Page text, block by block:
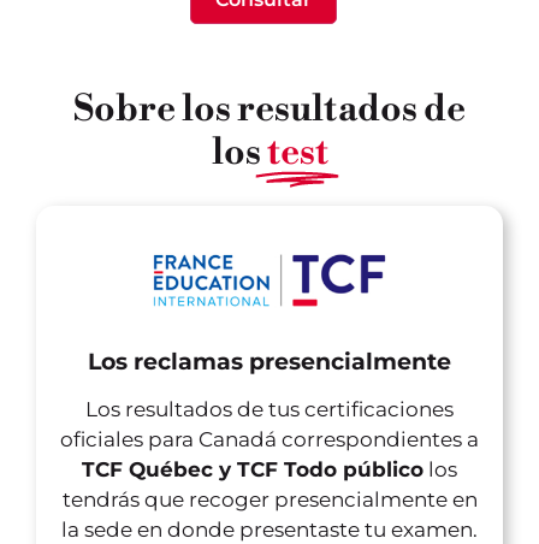
Sobre los resultados de
lostest
Los reclamas presencialmente
Los resultados de tus certificaciones
oficiales para Canadá correspondientes a
TCF Québec y TCF Todo público los
tendrás que recoger presencialmente en
la sede en donde presentaste tu examen.